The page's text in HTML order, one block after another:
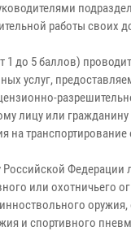
работы своих
1 до 5 баллов)
услуг,
лицу или
на
Федерации
или охотничьего
оружия,
и спортивного